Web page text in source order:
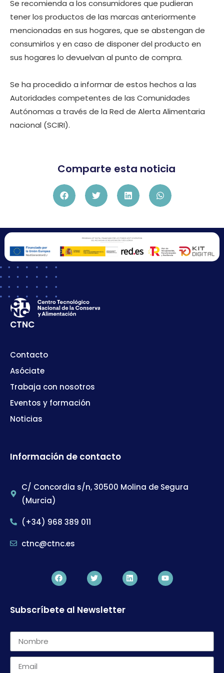
Se recomienda a los consumidores que pudieran
tener los productos de las marcas anteriormente
mencionadas en sus hogares, que se abstengan de
consumirlos y en caso de disponer del producto en
sus hogares lo devuelvan al punto de compra.
Se ha procedido a informar de estos hechos a las
Autoridades competentes de las Comunidades
Autónomas a través de la Red de Alerta Alimentaria
nacional (SCIRI).
Comparte esta noticia
CTNC
Contacto
Asóciate
Trabaja con nosotros
Eventos y formación
Noticias
Información de contacto
C/ Concordia s/n, 30500 Molina de Segura
(Murcia)
(+34) 968 389 011
ctnc@ctnc.es
Subscríbete al Newsletter